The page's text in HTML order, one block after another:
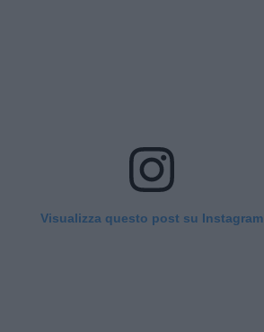
Visualizza questo post su Instagram